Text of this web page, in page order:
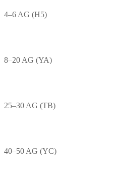
4–6 AG (H5)
8–20 AG (YA)
25–30 AG (TB)
40–50 AG (YC)